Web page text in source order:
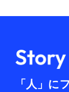
「人」に